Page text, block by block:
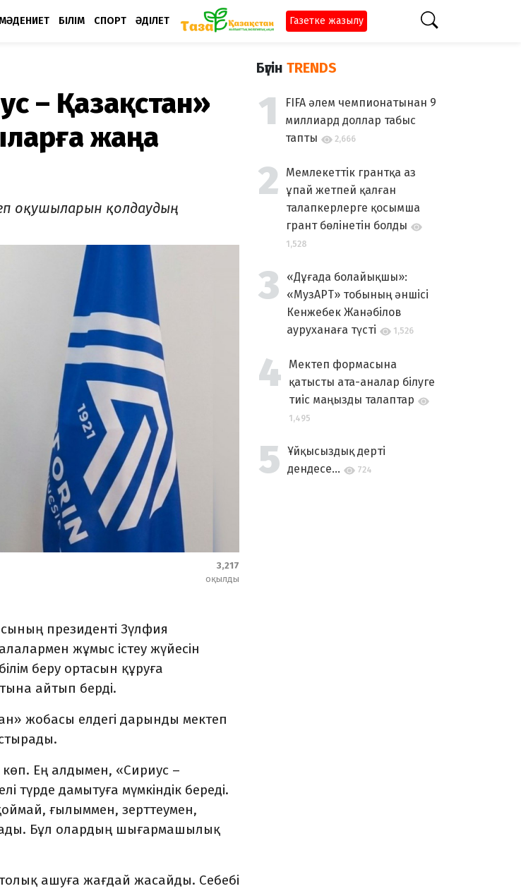
БІЛІМ СПОРТ ӘДІЛЕТ Газетке жазылу
– Қазақстан»
жаңа
оқушыларын қолдаудың
3,217
оқылды
президенті Зүлфия
жұмыс істеу жүйесін
беру ортасын құруға
айтып берді.
жобасы елдегі дарынды мектеп
.
Ең алдымен, «Сириус –
түрде дамытуға мүмкіндік береді.
ғылыммен, зерттеумен,
Бұл олардың шығармашылық
ашуға жағдай жасайды. Себебі
Бүгін TRENDS
FIFA әлем чемпионатынан 9
миллиард доллар табыс
тапты
2,666
Мемлекеттік грантқа аз
ұпай жетпей қалған
талапкерлерге қосымша
грант бөлінетін болды
1,528
«Дұғада болайықшы»:
«МузАРТ» тобының әншісі
Кенжебек Жанәбілов
ауруханаға түсті
1,526
Мектеп формасына
қатысты ата-аналар білуге
тиіс маңызды талаптар
1,495
Ұйқысыздық дерті
дендесе...
724